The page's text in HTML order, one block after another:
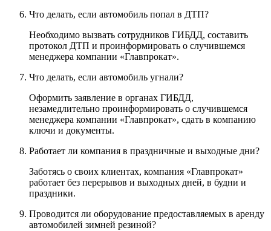
Что делать, если автомобиль попал в ДТП?
Необходимо вызвать сотрудников ГИБДД, составить
протокол ДТП и проинформировать о случившемся
менеджера компании «Главпрокат».
Что делать, если автомобиль угнали?
Оформить заявление в органах ГИБДД,
незамедлительно проинформировать о случившемся
менеджера компании «Главпрокат», сдать в компанию
ключи и документы.
Работает ли компания в праздничные и выходные дни?
Заботясь о своих клиентах, компания «Главпрокат»
работает без перерывов и выходных дней, в будни и
праздники.
Проводится ли оборудование предоставляемых в аренду
автомобилей зимней резиной?